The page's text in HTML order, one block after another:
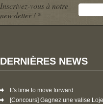
Inscrivez-vous à notre
newsletter ! *
DERNIÈRES NEWS
It's time to move forward
[Concours] Gagnez une valise Lojel